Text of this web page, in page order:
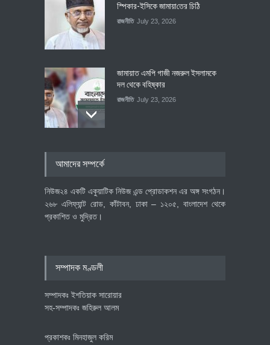
স্পিকার-ইসিকে জামায়া‌তের চি‌ঠি
রাজনীতি July 23, 2026
জামায়াত এমপি গাজী নজরুল ইসলামকে
দল থেকে বহিষ্কার
রাজনীতি July 23, 2026
আমাদের সম্পর্কে
নিউজ২৪ একটি একুয়াটিক নিউজ এন্ড প্রোডাকশন এর অঙ্গ সংগঠন।
২৬৮ এলিফ্যান্ট রোড, কাঁটাবন, ঢাকা – ১২০৫, বাংলাদেশ থেকে
প্রকাশিত ও মুদ্রিত।
সম্পাদক মণ্ডলী
সম্পাদকঃ ইশতিয়াক সারোয়ার
সহ-সম্পাদকঃ জহিরুল আলম
প্রকাশকঃ মিনহাজুল করিম